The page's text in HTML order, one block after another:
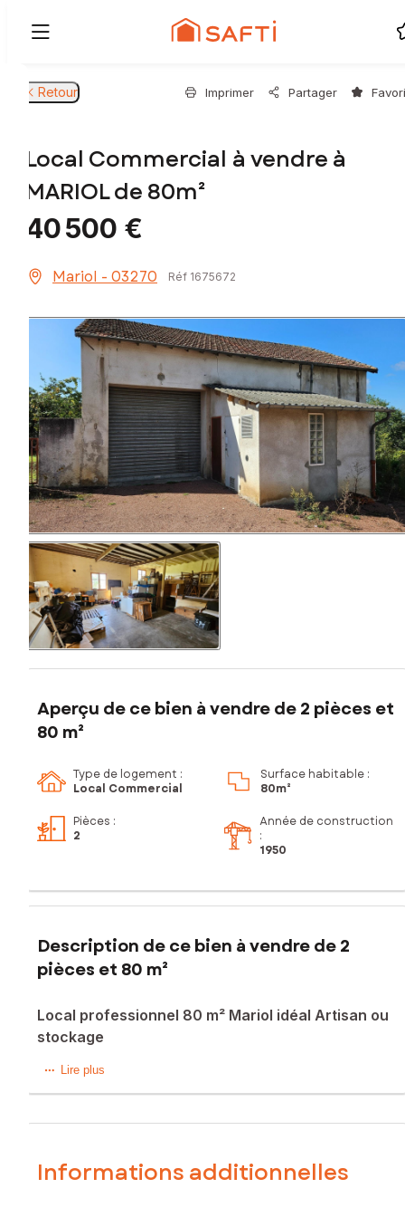
Retour Imprimer Partager
Local Commercial à vendre à
MARIOL de 80m²
40 500 €
Mariol - 03270 Réf 1675672
Aperçu de ce bien à vendre de 2 pièces et
80 m²
Type de logement :
Local Commercial
Surface habitable :
80m²
Pièces :
2
Année de construction
:
1950
Description de ce bien à vendre de 2
pièces et 80 m²
Local professionnel 80 m² Mariol idéal Artisan ou
stockage
Local professionnel 80 m² Mariol idéal Artisan ou stockage
Parking devant le batiment
au 06 83 48 21 04 ...
Lire plus
Informations additionnelles